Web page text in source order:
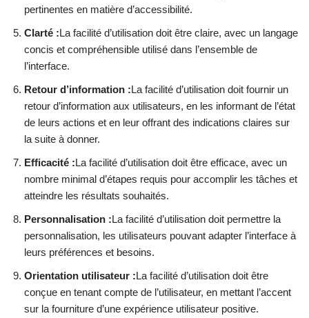
pertinentes en matière d’accessibilité.
Clarté :La facilité d’utilisation doit être claire, avec un langage
concis et compréhensible utilisé dans l’ensemble de
l’interface.
Retour d’information :La facilité d’utilisation doit fournir un
retour d’information aux utilisateurs, en les informant de l’état
de leurs actions et en leur offrant des indications claires sur
la suite à donner.
Efficacité :La facilité d’utilisation doit être efficace, avec un
nombre minimal d’étapes requis pour accomplir les tâches et
atteindre les résultats souhaités.
Personnalisation :La facilité d’utilisation doit permettre la
personnalisation, les utilisateurs pouvant adapter l’interface à
leurs préférences et besoins.
Orientation utilisateur :La facilité d’utilisation doit être
conçue en tenant compte de l’utilisateur, en mettant l’accent
sur la fourniture d’une expérience utilisateur positive.